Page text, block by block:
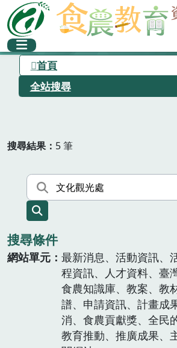
首頁
全站搜尋
搜尋結果 5 筆
搜尋條件
網站單元
最新消息、活動資訊、
程資訊、人才資料、臺
食農知識庫、教案、教
譜、申請資訊、計畫成
消、食農貢獻獎、全民
教育推動、推廣成果、